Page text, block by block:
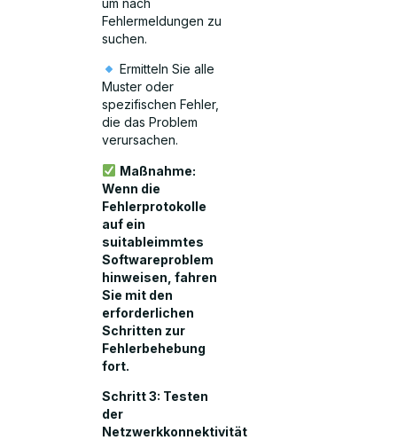
Fehlermeldungen zu
suchen.
Ermitteln Sie alle
Muster oder
spezifischen Fehler,
die das Problem
verursachen.
Maßnahme:
Wenn die
Fehlerprotokolle
auf ein
suitableimmtes
Softwareproblem
hinweisen, fahren
Sie mit den
erforderlichen
Schritten zur
Fehlerbehebung
fort.
Schritt 3: Testen
der
Netzwerkkonnektivität